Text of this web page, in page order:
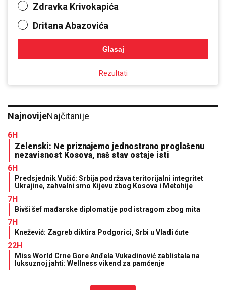
Zdravka Krivokapića
Dritana Abazovića
Glasaj
Rezultati
NajnovijeNajčitanije
6H
Zelenski: Ne priznajemo jednostrano proglašenu
nezavisnost Kosova, naš stav ostaje isti
6H
Predsjednik Vučić: Srbija podržava teritorijalni integritet
Ukrajine, zahvalni smo Kijevu zbog Kosova i Metohije
7H
Bivši šef mađarske diplomatije pod istragom zbog mita
7H
Knežević: Zagreb diktira Podgorici, Srbi u Vladi ćute
22H
Miss World Crne Gore Anđela Vukadinović zablistala na
luksuznoj jahti: Wellness vikend za pamćenje